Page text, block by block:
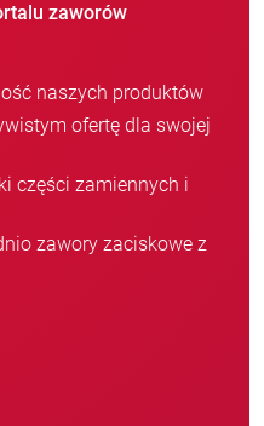
zaworów
naszych produktów
ofertę dla swojej
części zamiennych i
zawory zaciskowe z